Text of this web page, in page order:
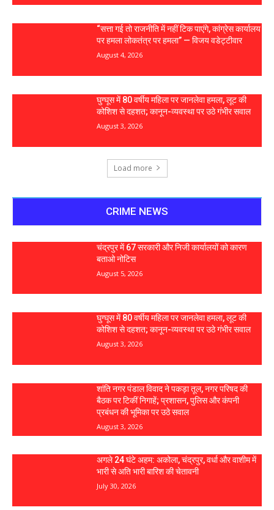
“सत्ता गई तो राजनीति में नहीं टिक पाएंगे, कांग्रेस कार्यालय
पर हमला लोकतंत्र पर हमला” — विजय वडेट्टीवार
August 4, 2026
घुग्घूस में 80 वर्षीय महिला पर जानलेवा हमला, लूट की
कोशिश से दहशत; कानून-व्यवस्था पर उठे गंभीर सवाल
August 3, 2026
Load more
CRIME NEWS
चंद्रपुर में 67 सरकारी और निजी कार्यालयों को कारण
बताओ नोटिस
August 5, 2026
घुग्घूस में 80 वर्षीय महिला पर जानलेवा हमला, लूट की
कोशिश से दहशत; कानून-व्यवस्था पर उठे गंभीर सवाल
August 3, 2026
शांति नगर पंडाल विवाद ने पकड़ा तूल, नगर परिषद की
बैठक पर टिकीं निगाहें; प्रशासन, पुलिस और कंपनी
प्रबंधन की भूमिका पर उठे सवाल
August 3, 2026
अगले 24 घंटे अहम: अकोला, चंद्रपुर, वर्धा और वाशीम में
भारी से अति भारी बारिश की चेतावनी
July 30, 2026